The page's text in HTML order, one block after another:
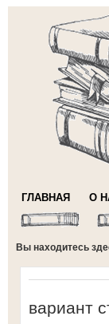
ГЛАВНАЯ О
Вы находитесь
вариант